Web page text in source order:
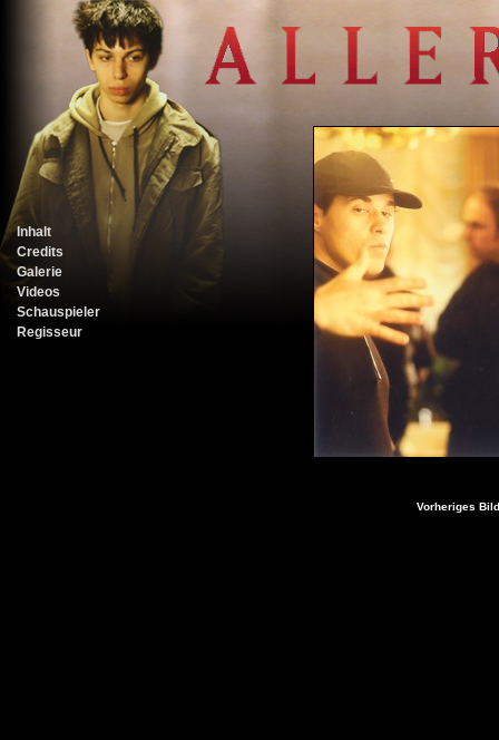
Inhalt
Credits
Galerie
Videos
Schauspieler
Regisseur
Vorheriges